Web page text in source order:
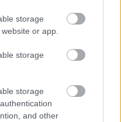
storage
or app.
storage
storage
and other